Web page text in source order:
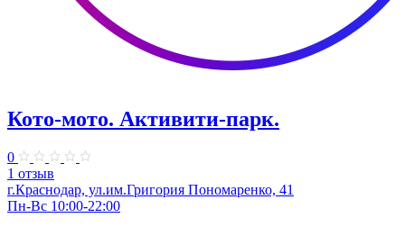
Кото-мото. ​Активити-парк.
0
1 отзыв
г.Краснодар, ул.им.Григория Пономаренко, 41
Пн-Вс 10:00-22:00